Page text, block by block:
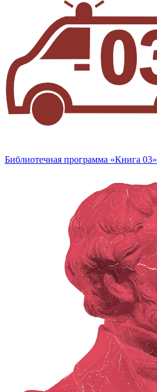
Библиотечная программа «Книга 03»